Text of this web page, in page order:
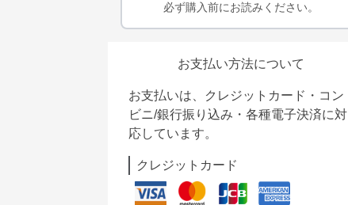
必ず購入前にお読みください。
お支払い方法について
お支払いは、クレジットカード・コン
ビニ/銀行振り込み・各種電子決済に対
応しています。
クレジットカード